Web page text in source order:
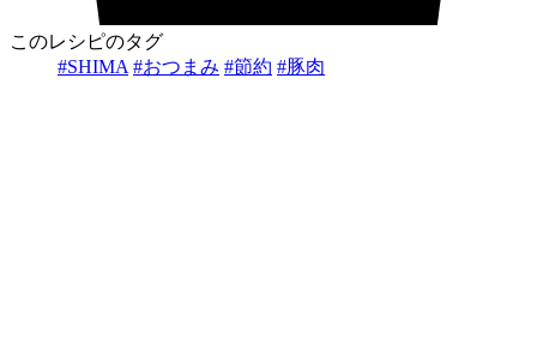
このレシピのタグ
#SHIMA #おつまみ #節約 #豚肉